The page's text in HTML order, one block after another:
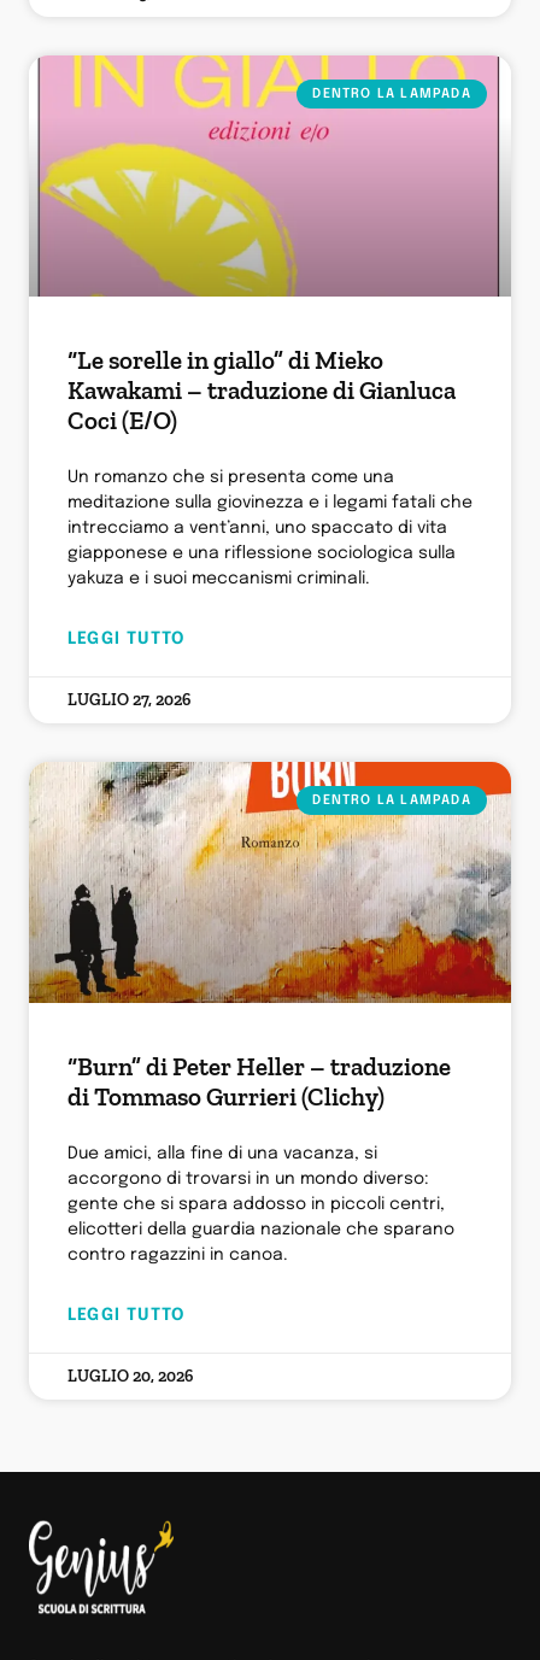
DENTRO LA LAMPADA
“Le sorelle in giallo” di Mieko
Kawakami – traduzione di Gianluca
Coci (E/O)
Un romanzo che si presenta come una
meditazione sulla giovinezza e i legami fatali che
intrecciamo a vent’anni, uno spaccato di vita
giapponese e una riflessione sociologica sulla
yakuza e i suoi meccanismi criminali.
LEGGI TUTTO
LUGLIO 27, 2026
DENTRO LA LAMPADA
“Burn” di Peter Heller – traduzione
di Tommaso Gurrieri (Clichy)
Due amici, alla fine di una vacanza, si
accorgono di trovarsi in un mondo diverso:
gente che si spara addosso in piccoli centri,
elicotteri della guardia nazionale che sparano
contro ragazzini in canoa.
LEGGI TUTTO
LUGLIO 20, 2026